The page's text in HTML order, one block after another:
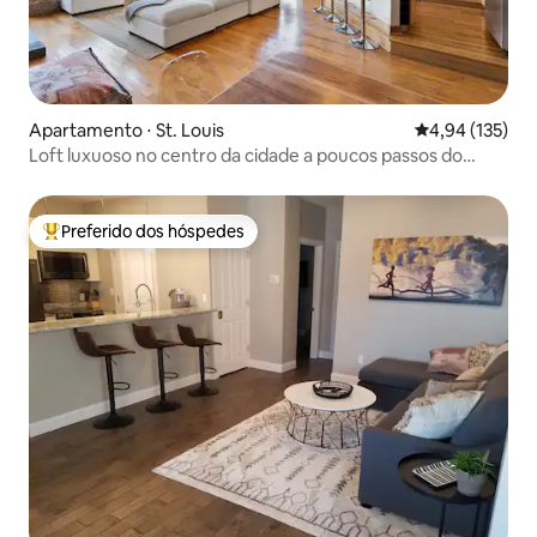
Apartamento ⋅ St. Louis 4,94 de uma
4,94 (135)
Loft luxuoso no centro da cidade a poucos passos do
Entre os melhores preferidos dos hóspedes
Preferido dos hóspedes